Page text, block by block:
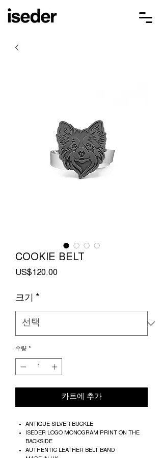
COOKIE BELT
US$120.00가
크기 *
수량 *
카트에 추가
ANTIQUE SILVER BUCKLE
ISEDER LOGO MONOGRAM PRINT ON THE
BACKSIDE
AUTHENTIC LEATHER BELT BAND